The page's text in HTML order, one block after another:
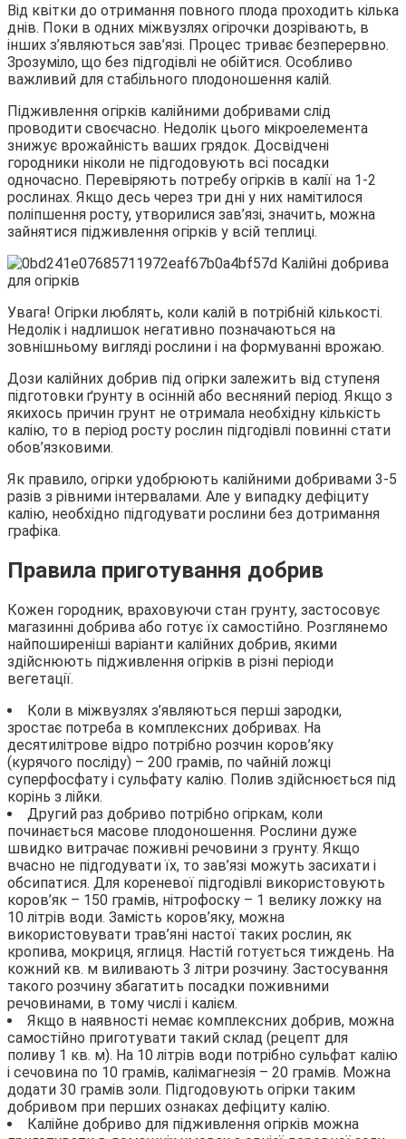
Від квітки до отримання повного плода проходить кілька
днів. Поки в одних міжвузлях огірочки дозрівають, в
інших з’являються зав’язі. Процес триває безперервно.
Зрозуміло, що без підгодівлі не обійтися. Особливо
важливий для стабільного плодоношення калій.
Підживлення огірків калійними добривами слід
проводити своєчасно. Недолік цього мікроелемента
знижує врожайність ваших грядок. Досвідчені
городники ніколи не підгодовують всі посадки
одночасно. Перевіряють потребу огірків в калії на 1-2
рослинах. Якщо десь через три дні у них намітилося
поліпшення росту, утворилися зав’язі, значить, можна
зайнятися підживлення огірків у всій теплиці.
Увага! Огірки люблять, коли калій в потрібній кількості.
Недолік і надлишок негативно позначаються на
зовнішньому вигляді рослини і на формуванні врожаю.
Дози калійних добрив під огірки залежить від ступеня
підготовки ґрунту в осінній або весняний період. Якщо з
якихось причин грунт не отримала необхідну кількість
калію, то в період росту рослин підгодівлі повинні стати
обов’язковими.
Як правило, огірки удобрюють калійними добривами 3-5
разів з рівними інтервалами. Але у випадку дефіциту
калію, необхідно підгодувати рослини без дотримання
графіка.
Правила приготування добрив
Кожен городник, враховуючи стан грунту, застосовує
магазинні добрива або готує їх самостійно. Розглянемо
найпоширеніші варіанти калійних добрив, якими
здійснюють підживлення огірків в різні періоди
вегетації.
Коли в міжвузлях з’являються перші зародки,
зростає потреба в комплексних добривах. На
десятилітрове відро потрібно розчин коров’яку
(курячого посліду) – 200 грамів, по чайній ложці
суперфосфату і сульфату калію. Полив здійснюється під
корінь з лійки.
Другий раз добриво потрібно огіркам, коли
починається масове плодоношення. Рослини дуже
швидко витрачає поживні речовини з грунту. Якщо
вчасно не підгодувати їх, то зав’язі можуть засихати і
обсипатися. Для кореневої підгодівлі використовують
коров’як – 150 грамів, нітрофоску – 1 велику ложку на
10 літрів води. Замість коров’яку, можна
використовувати трав’яні настої таких рослин, як
кропива, мокриця, яглиця. Настій готується тиждень. На
кожний кв. м виливають 3 літри розчину. Застосування
такого розчину збагатить посадки поживними
речовинами, в тому числі і калієм.
Якщо в наявності немає комплексних добрив, можна
самостійно приготувати такий склад (рецепт для
поливу 1 кв. м). На 10 літрів води потрібно сульфат калію
і сечовина по 10 грамів, калімагнезія – 20 грамів. Можна
додати 30 грамів золи. Підгодовують огірки таким
добривом при перших ознаках дефіциту калію.
Калійне добриво для підживлення огірків можна